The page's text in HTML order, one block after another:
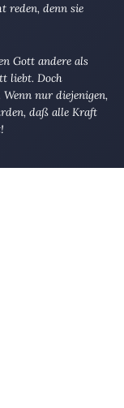
reden, denn sie
Gott andere als
liebt. Doch
Wenn nur diejenigen,
daß alle Kraft